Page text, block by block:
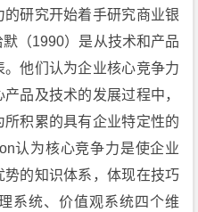
研究开始着手研究商业银
（1990）是从技术和产品
他们认为企业核心竞争力
品及技术的发展过程中，
积累的具有企业特定性的
认为核心竞争力是使企业
的知识体系，体现在技巧
系统、价值观系统四个维